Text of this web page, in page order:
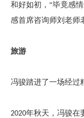
和好如初，“毕竟感
感首席咨询师刘老师
旅游
冯骏踏进了一场经过
2020年秋天，冯骏在